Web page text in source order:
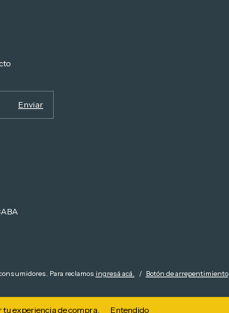
tu experiencia de compra. Entendido
Para reclamos ingresá acá. / Botón de arrepentimiento